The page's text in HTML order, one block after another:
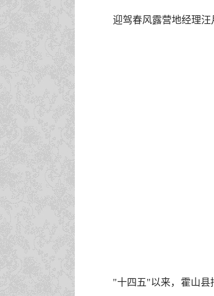
迎驾春风露营地经理
"十四五"以来，霍山县